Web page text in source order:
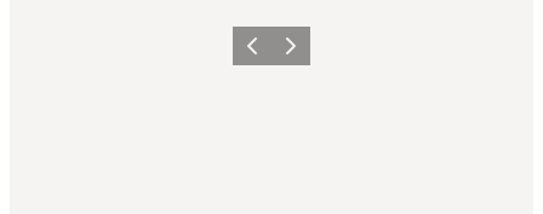
Forrige billede
Næste billede